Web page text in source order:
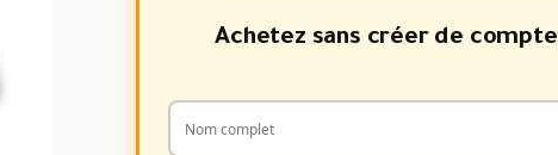
Achetez sans créer de compte